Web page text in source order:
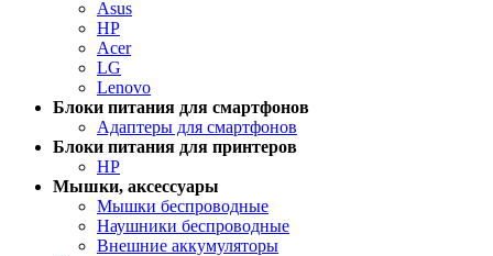
Asus
HP
Acer
LG
Lenovo
Блоки питания для смартфонов
Адаптеры для смартфонов
Блоки питания для принтеров
HP
Мышки, аксессуары
Мышки беспроводные
Наушники беспроводные
Внешние аккумуляторы